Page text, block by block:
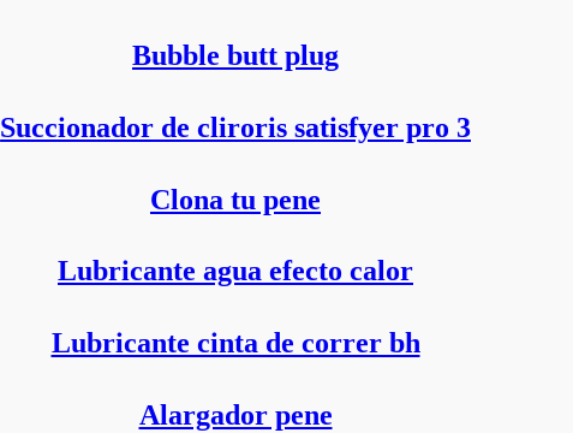
Bubble butt plug
Succionador de cliroris satisfyer pro 3
Clona tu pene
Lubricante agua efecto calor
Lubricante cinta de correr bh
Alargador pene